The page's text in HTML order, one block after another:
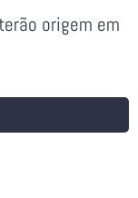
origem em